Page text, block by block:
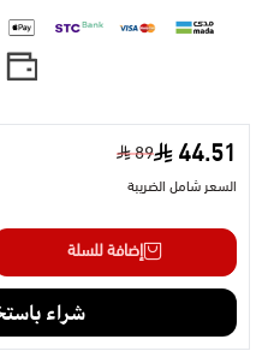
44.51
89
السعر شامل الضريبة
إضافة للسلة